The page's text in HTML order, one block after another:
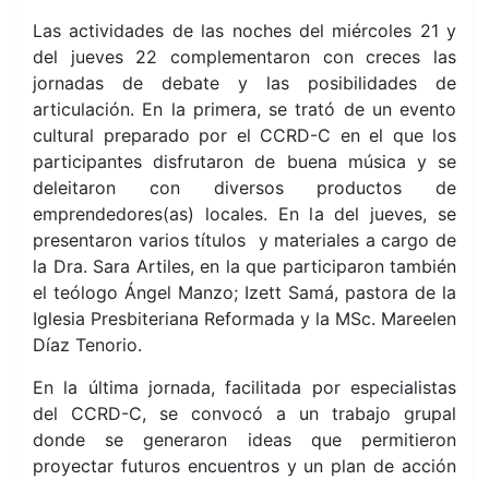
Las actividades de las noches del miércoles 21 y
del jueves 22 complementaron con creces las
jornadas de debate y las posibilidades de
articulación. En la primera, se trató de un evento
cultural preparado por el CCRD-C en el que los
participantes disfrutaron de buena música y se
deleitaron con diversos productos de
emprendedores(as) locales. En la del jueves, se
presentaron varios títulos y materiales a cargo de
la Dra. Sara Artiles, en la que participaron también
el teólogo Ángel Manzo; Izett Samá, pastora de la
Iglesia Presbiteriana Reformada y la MSc. Mareelen
Díaz Tenorio.
En la última jornada, facilitada por especialistas
del CCRD-C, se convocó a un trabajo grupal
donde se generaron ideas que permitieron
proyectar futuros encuentros y un plan de acción